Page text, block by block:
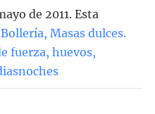
de 2011. Esta
Bollería, Masas dulces.
fuerza, huevos,